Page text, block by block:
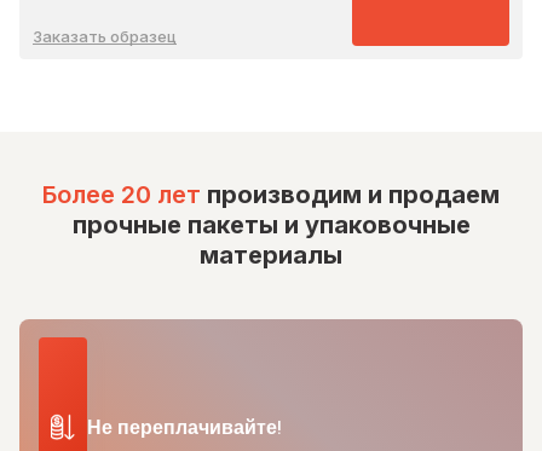
Заказать образец
Более 20 лет производим и продаем
прочные пакеты и упаковочные
материалы
Не переплачивайте!